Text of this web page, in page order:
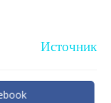
Источник